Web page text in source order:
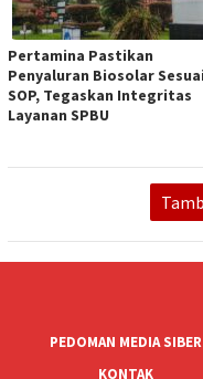
Pertamina Pastikan
Penyaluran Biosolar Sesuai
SOP, Tegaskan Integritas
Layanan SPBU
PEDOMAN MEDIA SIBER
KONTAK